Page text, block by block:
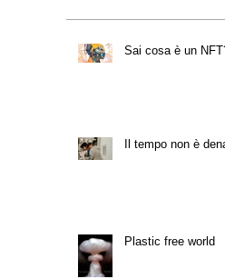
Sai cosa è un
Il tempo non è
Plastic free world